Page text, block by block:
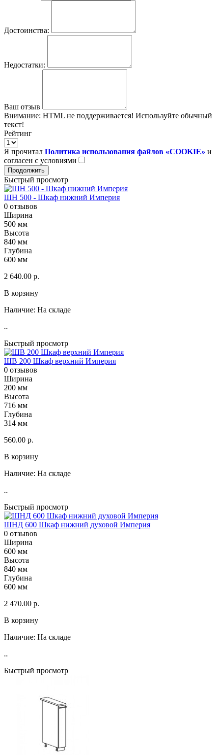
Достоинства:
Недостатки:
Ваш отзыв
Внимание: HTML не поддерживается! Используйте обычный
текст!
Рейтинг
Я прочитал Политика использования файлов «COOKIE» и
согласен с условиями
Продолжить
Быстрый просмотр
ШН 500 - Шкаф нижний Империя
0 отзывов
Ширина
500 мм
Высота
840 мм
Глубина
600 мм
2 640.00 р.
В корзину
Наличие: На складе
..
Быстрый просмотр
ШВ 200 Шкаф верхний Империя
0 отзывов
Ширина
200 мм
Высота
716 мм
Глубина
314 мм
560.00 р.
В корзину
Наличие: На складе
..
Быстрый просмотр
ШНД 600 Шкаф нижний духовой Империя
0 отзывов
Ширина
600 мм
Высота
840 мм
Глубина
600 мм
2 470.00 р.
В корзину
Наличие: На складе
..
Быстрый просмотр